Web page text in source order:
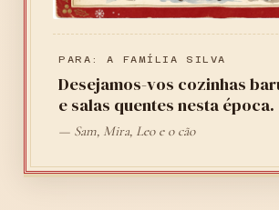
PARA: A FAMÍLIA SILVA
Desejamos-vos cozinhas
e salas quentes nesta época.
— Sam, Mira, Leo e o cão